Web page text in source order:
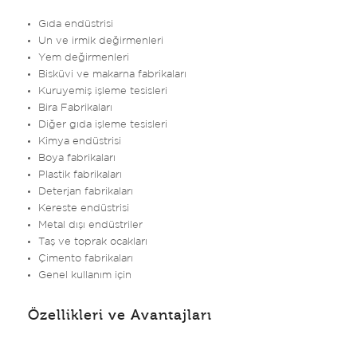
Gıda endüstrisi
Un ve irmik değirmenleri
Yem değirmenleri
Bisküvi ve makarna fabrikaları
Kuruyemiş işleme tesisleri
Bira Fabrikaları
Diğer gıda işleme tesisleri
Kimya endüstrisi
Boya fabrikaları
Plastik fabrikaları
Deterjan fabrikaları
Kereste endüstrisi
Metal dışı endüstriler
Taş ve toprak ocakları
Çimento fabrikaları
Genel kullanım için
Özellikleri ve Avantajları